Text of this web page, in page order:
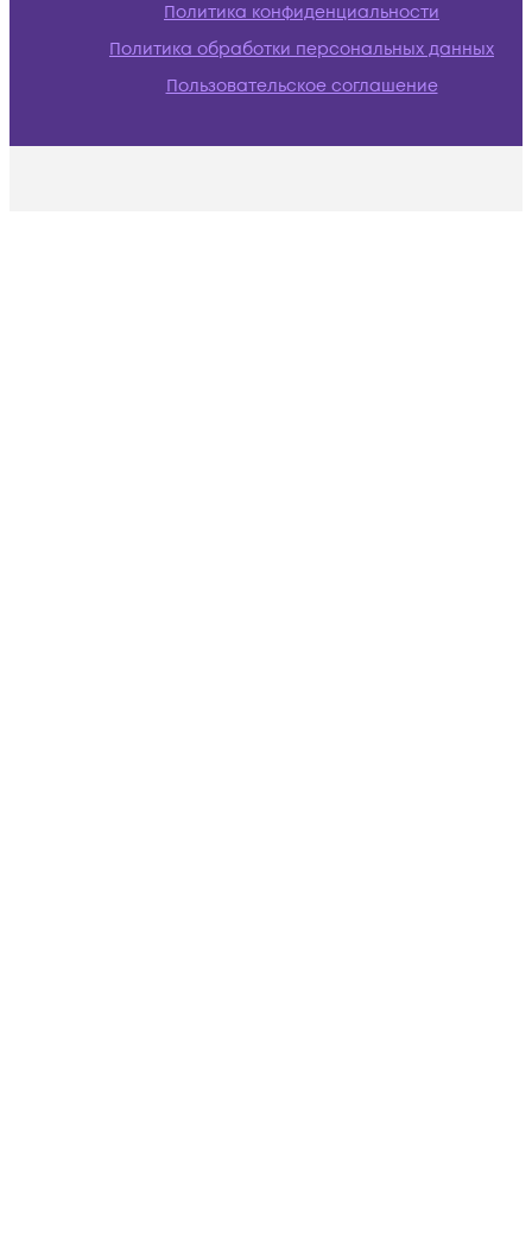
Политика конфиденциальности
Политика обработки персональных данных
Пользовательское соглашение